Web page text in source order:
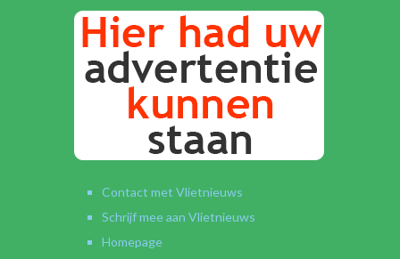
Contact met Vlietnieuws
Schrijf mee aan Vlietnieuws
Homepage